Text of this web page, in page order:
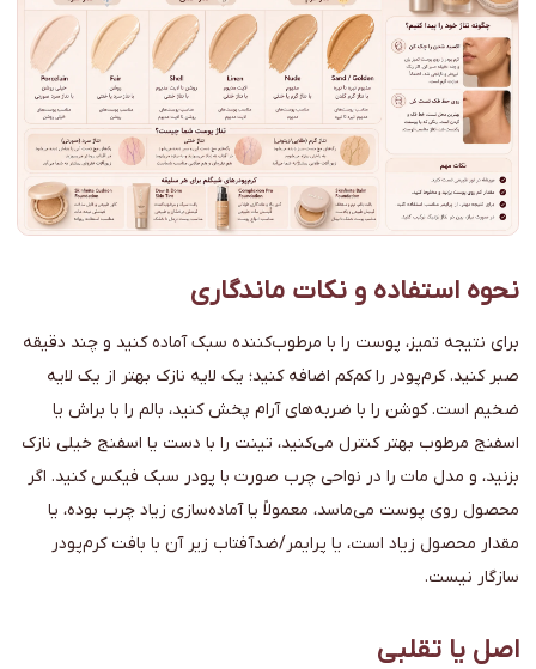
نحوه استفاده و نکات ماندگاری
برای نتیجه تمیز، پوست را با مرطوب‌کننده سبک آماده کنید و چند دقیقه
صبر کنید. کرم‌پودر را کم‌کم اضافه کنید؛ یک لایه نازک بهتر از یک لایه
ضخیم است. کوشن را با ضربه‌های آرام پخش کنید، بالم را با براش یا
اسفنج مرطوب بهتر کنترل می‌کنید، تینت را با دست یا اسفنج خیلی نازک
بزنید، و مدل مات را در نواحی چرب صورت با پودر سبک فیکس کنید. اگر
محصول روی پوست می‌ماسد، معمولاً یا آماده‌سازی زیاد چرب بوده، یا
مقدار محصول زیاد است، یا پرایمر/ضدآفتاب زیر آن با بافت کرم‌پودر
سازگار نیست.
اصل یا تقلبی